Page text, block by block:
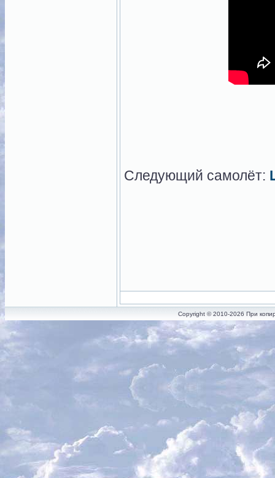
Следующий самолёт:
Copyright © 2010-2026 При